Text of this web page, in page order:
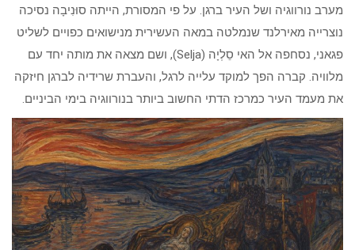
מערב נורווגיה ושל העיר ברגן. על פי המסורת, הייתה סוּנִיבָה נסיכה
נוצרייה מאירלנד שנמלטה במאה העשירית מנישואים כפויים לשליט
פגאני, נסחפה אל האי סֵלְיָה (Selja), ושם מצאה את מותה יחד עם
מלוויה. קברה הפך למוקד עלייה לרגל, והעברת שרידיה לברגן חיזקה
את מעמד העיר כמרכז הדתי החשוב ביותר בנורווגיה בימי הביניים.